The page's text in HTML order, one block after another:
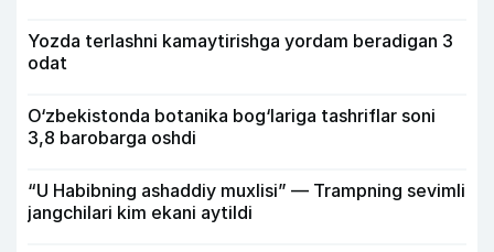
Yozda terlashni kamaytirishga yordam beradigan 3
odat
O‘zbekistonda botanika bog‘lariga tashriflar soni
3,8 barobarga oshdi
“U Habibning ashaddiy muxlisi” — Trampning sevimli
jangchilari kim ekani aytildi